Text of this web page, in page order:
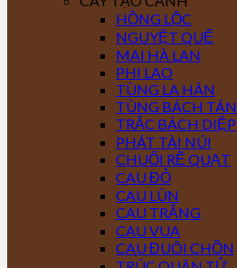
HỒNG LỘC
NGUYỆT QUẾ
MAI HÀ LAN
PHI LAO
TÙNG LA HÁN
TÙNG BÁCH TÁN
TRẮC BÁCH DIỆP
PHÁT TÀI NÚI
CHUỐI RẼ QUẠT
CAU ĐỎ
CAU LÙN
CAU TRẮNG
CAU VUA
CAU ĐUÔI CHỒN